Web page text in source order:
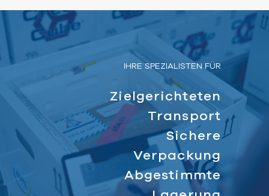
IHRE SPEZIALISTEN FÜR
Zielgerichteten
Transport
Sichere
Verpackung
Abgestimmte